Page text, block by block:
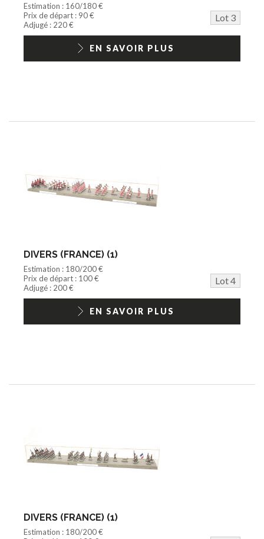
Estimation : 160/180 €
Prix de départ : 90 €
Lot 3
Adjugé : 220 €
EN SAVOIR PLUS
DIVERS (FRANCE) (1)
Estimation : 180/200 €
Prix de départ : 100 €
Lot 4
Adjugé : 200 €
EN SAVOIR PLUS
DIVERS (FRANCE) (1)
Estimation : 180/200 €